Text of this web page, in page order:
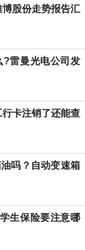
股份走势报告汇
?雷曼光电公司发
卡注销了还能查
吗？自动变速箱
生保险要注意哪